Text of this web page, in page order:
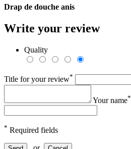
Drap de douche anis
Write your review
Quality
Title for your review*
Your name*
* Required fields